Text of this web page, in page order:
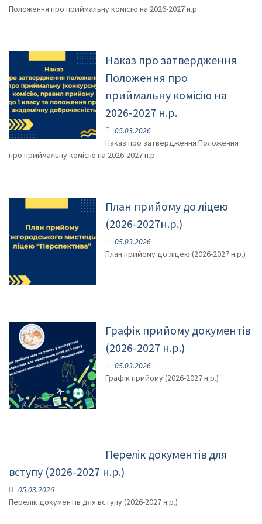
Положення про приймальну комісію на 2026-2027 н.р.
Наказ про затвердження
Положення про
приймальну комісію на
2026-2027 н.р.
05.03.2026
Наказ про затвердження Положення
про приймальну комісію на 2026-2027 н.р.
План прийому до ліцею
(2026-2027н.р.)
05.03.2026
План прийому до ліцею (2026-2027 н.р.)
Графік прийому документів
(2026-2027 н.р.)
05.03.2026
Графік прийому (2026-2027 н.р.)
Перелік документів для
вступу (2026-2027 н.р.)
05.03.2026
Перелік документів для вступу (2026-2027 н.р.)